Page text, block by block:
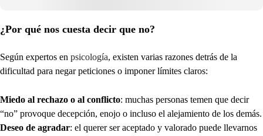
¿Por qué nos cuesta decir que no?
Según expertos en psicología, existen varias razones detrás de la
dificultad para negar peticiones o imponer límites claros:
Miedo al rechazo o al conflicto: muchas personas temen que decir
“no” provoque decepción, enojo o incluso el alejamiento de los demás.
Deseo de agradar: el querer ser aceptado y valorado puede llevarnos